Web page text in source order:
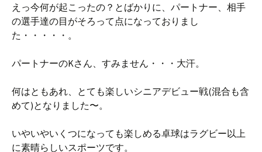
えっ今何が起こったの？とばかりに、パートナー、相手
の選手達の目がそろって点になっておりまし
た・・・・・。
パートナーのKさん、すみません・・・大汗。
何はともあれ、とても楽しいシニアデビュー戦(混合も含
めて)となりました〜。
いやいやいくつになっても楽しめる卓球はラグビー以上
に素晴らしいスポーツです。